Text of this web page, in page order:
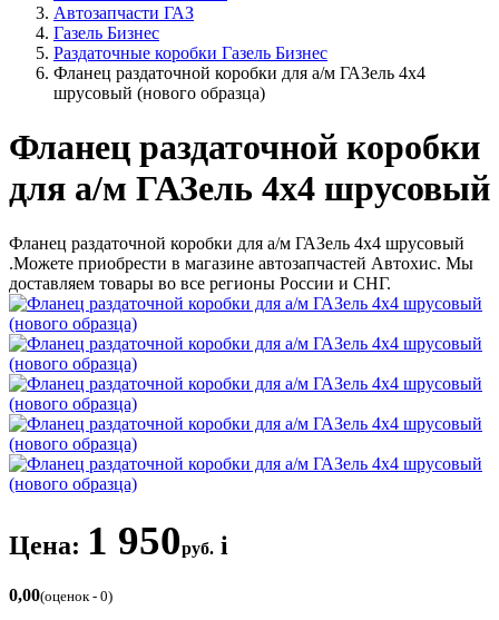
Автозапчасти ГАЗ
Газель Бизнес
Раздаточные коробки Газель Бизнес
Фланец раздаточной коробки для а/м ГАЗель 4х4
шрусовый (нового образца)
Фланец раздаточной коробки
для а/м ГАЗель 4х4 шрусовый
Фланец раздаточной коробки для а/м ГАЗель 4х4 шрусовый
.Можете приобрести в магазине автозапчастей Автохис. Мы
доставляем товары во все регионы России и СНГ.
Цена: 1 950руб. i
0,00(оценок - 0)